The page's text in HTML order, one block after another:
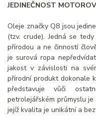
JEDINEČNOST
Oleje značky Q8 jsou
(tzv. crude). Jedná se
přírodou a ne činností
je surová ropa
jakost v závislosti na
přírodní produkt dokonale
představuje vůči
petrolejářském průmyslu
jejíž kvalita je unikátní a